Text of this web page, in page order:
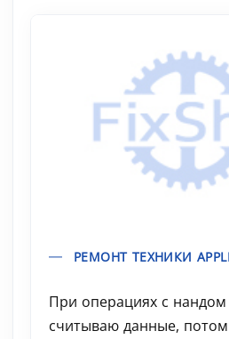
РЕМОНТ ТЕХНИКИ
При операциях с нандом
считываю данные,